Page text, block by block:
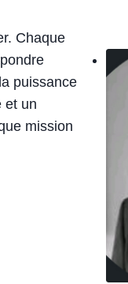
Chaque
puissance
et un
mission